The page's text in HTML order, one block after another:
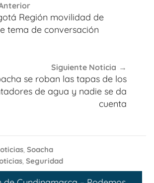
Región movilidad de
tema de conversación
Siguiente Noticia
se roban las tapas de los
de agua y nadie se da
cuenta
, Soacha
, Seguridad